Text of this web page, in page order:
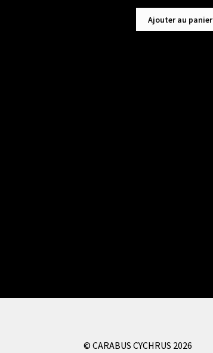
Ajouter au panier
© CARABUS CYCHRUS 2026